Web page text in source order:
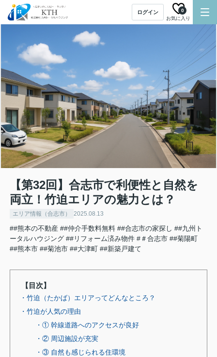
ログイン
お気に入り
0
【第32回】合志市で利便性と自然を
両立！竹迫エリアの魅力とは？
エリア情報（合志市） 2025.08.13
##熊本の不動産 ##仲介手数料無料 ##合志市の家探し ##九州ト
ータルハウジング ##リフォーム済み物件 #＃合志市 ##菊陽町
##熊本市 ##菊池市 ##大津町 ##新築戸建て
【目次】
・竹迫（たかば）エリアってどんなところ？
・竹迫が人気の理由
・① 幹線道路へのアクセスが良好
・② 周辺施設が充実
・③ 自然も感じられる住環境